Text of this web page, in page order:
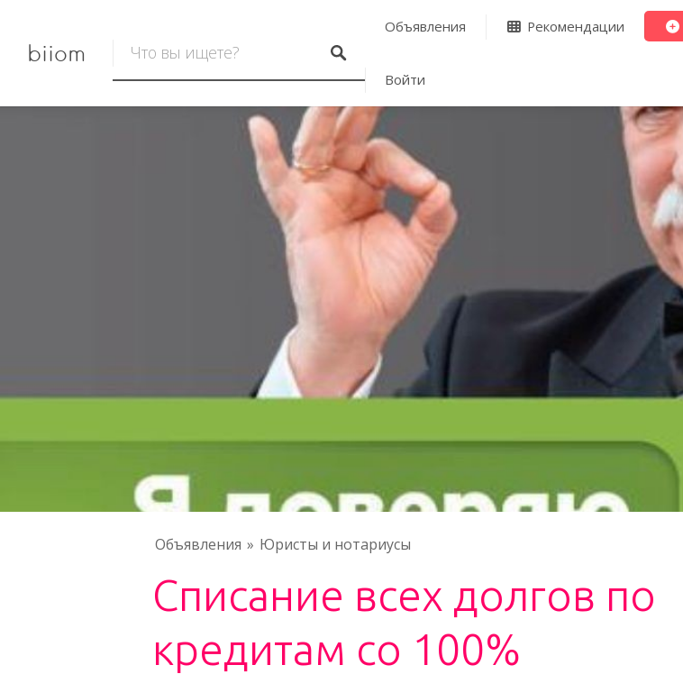
biiom
Объявления Рекомендации
Войти
Объявления Юристы и нотариусы
Списание всех долгов по
кредитам со 100%